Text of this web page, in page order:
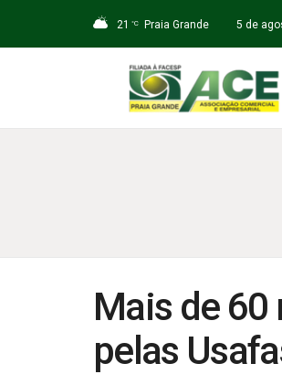
21 °C Praia Grande 5 de
Mais de
pelas